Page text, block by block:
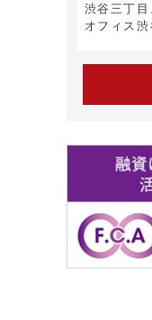
渋谷三丁
オフィス渋